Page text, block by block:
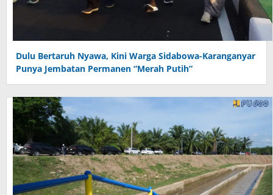
Dulu Bertaruh Nyawa, Kini Warga Sidabowa-Karanganyar
Punya Jembatan Permanen “Merah Putih”